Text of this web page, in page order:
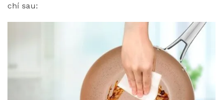
chí sau: